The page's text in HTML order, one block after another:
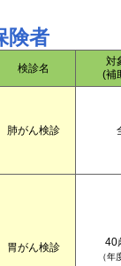
険者
検診名
対
(補
肺がん検診
胃がん検診 40
（年